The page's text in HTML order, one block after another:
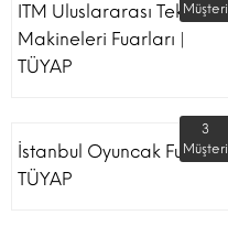
ITM Uluslararası Tekstil
Makineleri Fuarları |
TÜYAP
Müşteri
İstanbul Oyuncak Fuarı -
TÜYAP
3
Müşteri